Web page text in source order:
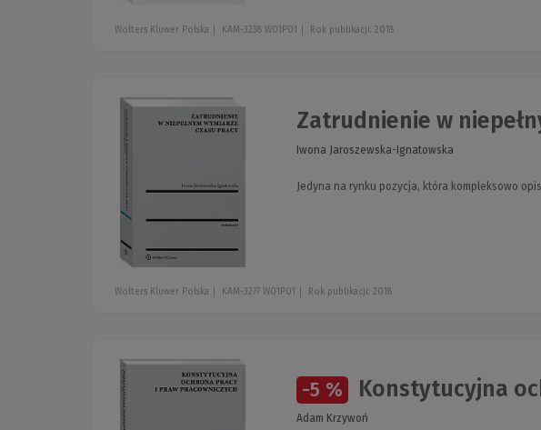
Wolters Kluwer Polska KAM-3238 W01P01 Rok publikacji: 2018
Zatrudnienie w
Iwona Jaroszewska-Ignatowska
Jedyna na rynku pozycja, która kompleksowo
Wolters Kluwer Polska KAM-3277 W01P01 Rok publikacji: 2018
-5 % Konstytucyjna
Adam Krzywoń